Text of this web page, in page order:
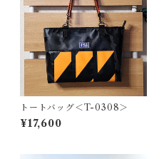
トートバッグ＜T-0308＞
¥17,600